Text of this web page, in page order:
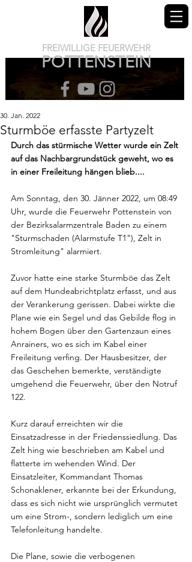
FREIWILLIGE FEUERWEHR
POTTENSTEIN
Sturmböe erfasste Partyzelt
30. Jan. 2022
Durch das stürmische Wetter wurde ein Zelt
auf das Nachbargrundstück geweht, wo es
in einer Freileitung hängen blieb....
Am Sonntag, den 30. Jänner 2022, um 08:49
Uhr, wurde die Feuerwehr Pottenstein von
der Bezirksalarmzentrale Baden zu einem
"Sturmschaden (Alarmstufe T1"), Zelt in
Stromleitung" alarmiert.
Zuvor hatte eine starke Sturmböe das Zelt
auf dem Hundeabrichtplatz erfasst, und aus
der Verankerung gerissen. Dabei wirkte die
Plane wie ein Segel und das Gebilde flog in
hohem Bogen über den Gartenzaun eines
Anrainers, wo es sich im Kabel einer
Freileitung verfing. Der Hausbesitzer, der
das Geschehen bemerkte, verständigte
umgehend die Feuerwehr, über den Notruf
122.
Kurz darauf erreichten wir die
Einsatzadresse in der Friedenssiedlung. Das
Zelt hing wie beschrieben am Kabel und
flatterte im wehenden Wind. Der
Einsatzleiter, Kommandant Thomas
Schonaklener, erkannte bei der Erkundung,
dass es sich nicht wie ursprünglich vermutet
um eine Strom-, sondern lediglich um eine
Telefonleitung handelte.
Die Plane, sowie die verbogenen